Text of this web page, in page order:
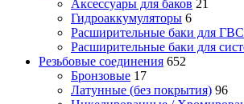
Аксессуары для баков 21
Гидроаккумуляторы 6
Расширительные баки для ГВС
Расширительные баки для
Резьбовые соединения 652
Бронзовые 17
Латунные (без покрытия) 96